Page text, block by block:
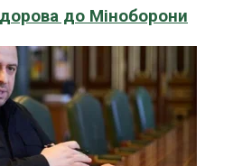
до Міноборони